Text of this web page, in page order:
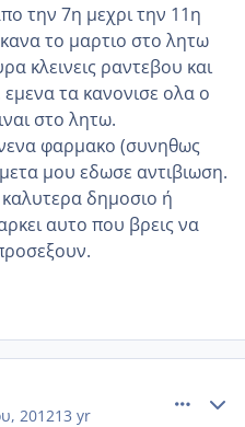
την 7η μεχρι την 11η
το μαρτιο στο λητω
κλεινεις ραντεβου και
τα κανονισε ολα ο
στο λητω.
φαρμακο (συνηθως
μου εδωσε αντιβιωση.
δημοσιο ή
αυτο που βρεις να
201213 yr